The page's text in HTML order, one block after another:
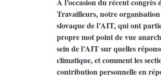
Travailleurs, notre
slovaque de l’AIT, qui ont
propre mot point de vue
sein de l’AIT sur quelles
climatique, et comment les
contribution personnelle en